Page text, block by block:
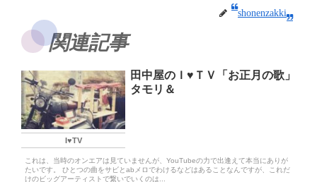
shonenzakki
関連記事
I♥️TV
田中屋のＩ♥️ＴＶ「お正月の歌」
タモリ＆
これは、当時のオンエアは見ていませんが、YouTubeの力で出逢えて本当にありが
たいです。 ひとつの曲をサビとabメロでわけるなどはあることなんですが、これだ
けのビッグアーティストで繋いでいくのは...